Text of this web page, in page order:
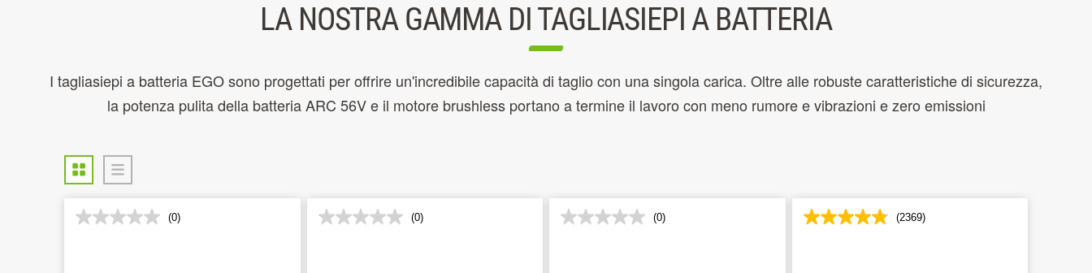
LA NOSTRA GAMMA DI TAGLIASIEPI A BATTERIA
I tagliasiepi a batteria EGO sono progettati per offrire un'incredibile capacità di taglio con una singola carica. Oltre alle robuste caratteristiche di sicurezza,
la potenza pulita della batteria ARC 56V e il motore brushless portano a termine il lavoro con meno rumore e vibrazioni e zero emissioni
(0) (0) (0) (2369)